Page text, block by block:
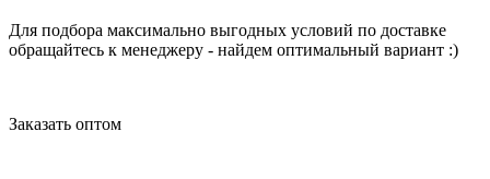
Для подбора максимально выгодных условий по доставке
обращайтесь к менеджеру - найдем оптимальный вариант :)
Заказать оптом